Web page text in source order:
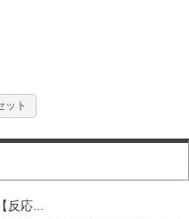
ット
反応...